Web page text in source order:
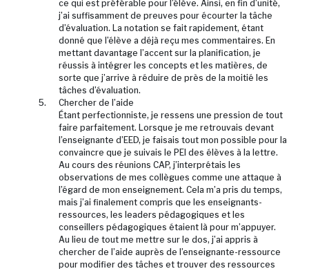
ce qui est préférable pour l’élève. Ainsi, en fin d’unité,
j’ai suffisamment de preuves pour écourter la tâche
d’évaluation. La notation se fait rapidement, étant
donné que l’élève a déjà reçu mes commentaires. En
mettant davantage l’accent sur la planification, je
réussis à intégrer les concepts et les matières, de
sorte que j’arrive à réduire de près de la moitié les
tâches d’évaluation.
Chercher de l’aide
Étant perfectionniste, je ressens une pression de tout
faire parfaitement. Lorsque je me retrouvais devant
l’enseignante d’EED, je faisais tout mon possible pour la
convaincre que je suivais le PEI des élèves à la lettre.
Au cours des réunions CAP, j’interprétais les
observations de mes collègues comme une attaque à
l’égard de mon enseignement. Cela m’a pris du temps,
mais j’ai finalement compris que les enseignants-
ressources, les leaders pédagogiques et les
conseillers pédagogiques étaient là pour m’appuyer.
Au lieu de tout me mettre sur le dos, j’ai appris à
chercher de l’aide auprès de l’enseignante-ressource
pour modifier des tâches et trouver des ressources